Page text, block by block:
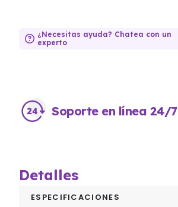
¿Necesitas ayuda? Chatea con un
experto
Soporte en línea 24/7
Detalles
ESPECIFICACIONES